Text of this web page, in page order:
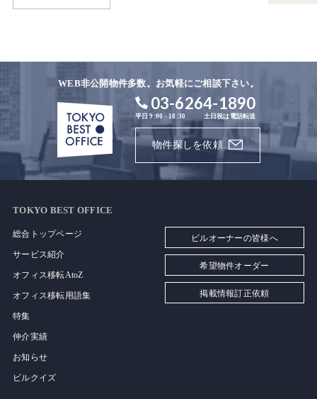
WEB非公開物件多数。お気軽にご相談下さい。
03-6264-1890
平日 9:00 - 18:30 土日祝は電話転送
物件探しを依頼
TOKYO BEST OFFICE
総合トップページ
サービス紹介
オフィス移転AtoZ
オフィス移転用語集
特集
仲介実績
お知らせ
ビルクイズ
ビルオーナーの皆様へ
希望物件オーダー
掲載情報訂正依頼